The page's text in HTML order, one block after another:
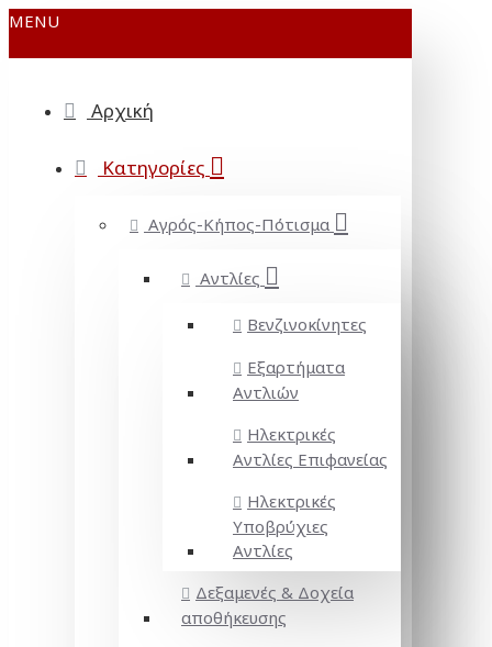
MENU
Αρχική
Κατηγορίες
Αγρός-Κήπος-Πότισμα
Αντλίες
Βενζινοκίνητες
Εξαρτήματα
Αντλιών
Ηλεκτρικές
Αντλίες Επιφανείας
Ηλεκτρικές
Υποβρύχιες
Αντλίες
Δεξαμενές & Δοχεία
αποθήκευσης